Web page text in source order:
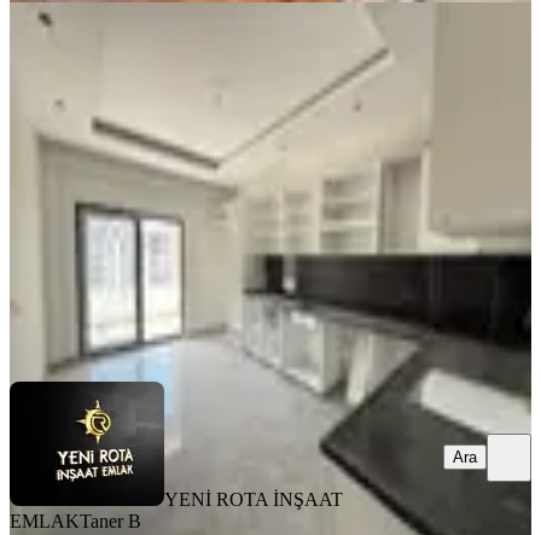
SIFIR BİNA
Yeni Rota'dan Yeni Yapım Çift
Balkonlu Geniş Satlık 4+1 Daire
Onikişubat, Vadi Mahallesi
4+1·250 m²· 2. Kat
7.750.000 ₺
YENİ ROTA İNŞAAT EMLAKTaner B
YENİ ROTA İNŞAAT
EMLAKTaner B
Ara